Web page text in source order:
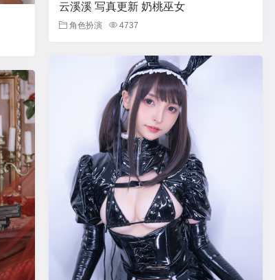
云溪溪 写真更新 奶桃巫女
角色扮演 4737